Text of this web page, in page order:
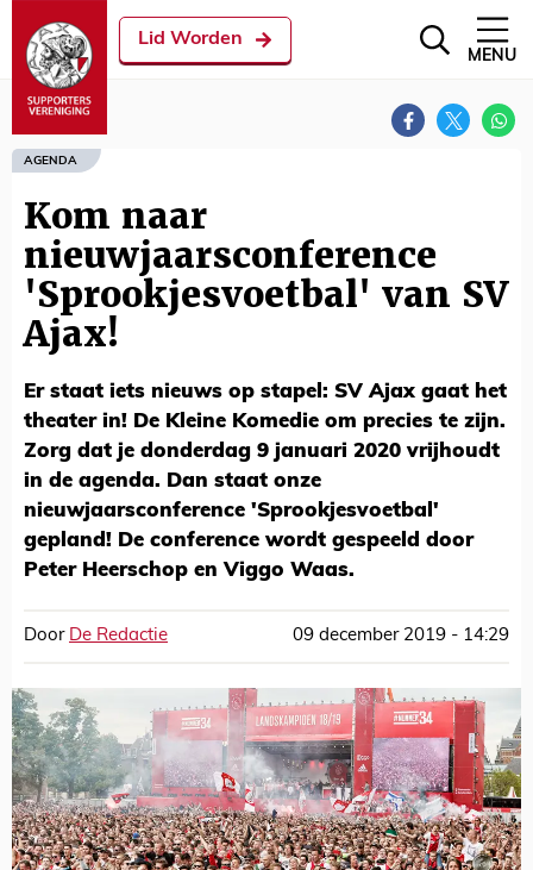
Lid Worden
MENU
AGENDA
Kom naar
nieuwjaarsconference
'Sprookjesvoetbal' van SV
Ajax!
Er staat iets nieuws op stapel: SV Ajax gaat het
theater in! De Kleine Komedie om precies te zijn.
Zorg dat je donderdag 9 januari 2020 vrijhoudt
in de agenda. Dan staat onze
nieuwjaarsconference 'Sprookjesvoetbal'
gepland! De conference wordt gespeeld door
Peter Heerschop en Viggo Waas.
Door De Redactie 09 december 2019 - 14:29